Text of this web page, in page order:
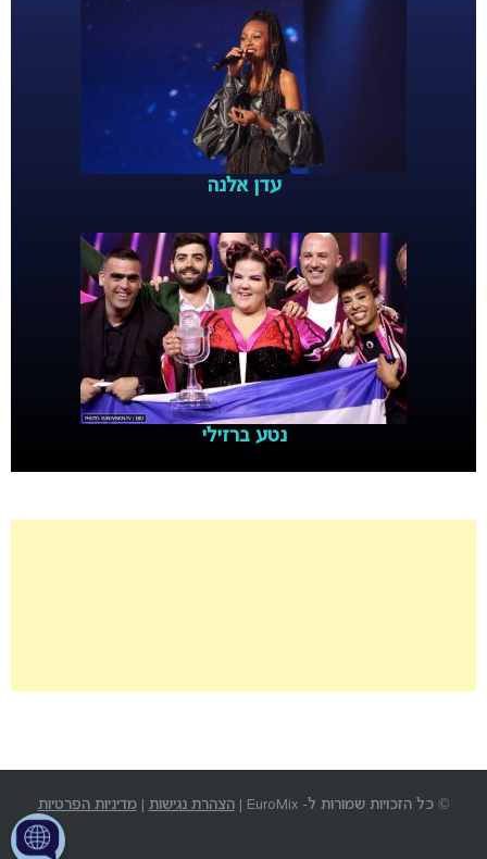
עדן אלנה
נטע ברזילי
© כל הזכויות שמורות ל- EuroMix | הצהרת נגישות |מדיניות הפרטיות